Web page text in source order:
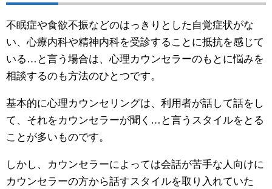
不眠症や食欲不振などのはっきりとした自覚症状がな
い、心療内科や精神内科を受診することに抵抗を感じて
いる…と言う場合は、心理カウンセラーのもとに悩みを
相談するのも方法のひとつです。
基本的に心理カウンセリングは、利用者が話して話をし
て、それをカウンセラーが聞く…と言うスタイルをとる
ことが多いものです。
しかし、カウンセラーによっては会話が苦手な人向けに
カウンセラーの方から話すスタイルを取り入れていた